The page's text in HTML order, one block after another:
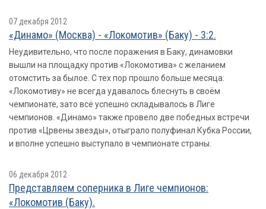
07 декабря 2012
«Динамо» (Москва) - «Локомотив» (Баку) - 3:2.
Неудивительно, что после поражения в Баку, динамовки
вышли на площадку против «Локомотива» с желанием
отомстить за былое. С тех пор прошло больше месяца:
«Локомотиву» не всегда удавалось блеснуть в своём
чемпионате, зато всё успешно складывалось в Лиге
чемпионов. «Динамо» также провело две победных встречи
против «Црвены звезды», отыграло полуфинал Кубка России,
и вполне успешно выступало в чемпионате страны.
06 декабря 2012
Представляем соперника в Лиге чемпионов:
«Локомотив (Баку).